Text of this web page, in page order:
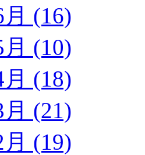
(16)
(10)
(18)
(21)
(19)